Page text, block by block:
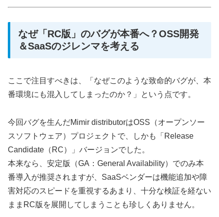
なぜ「RC版」のバグが本番へ？OSS開発
＆SaaSのジレンマを考える
ここで注目すべきは、「なぜこのような致命的バグが、本
番環境にも混入してしまったのか？」という点です。
今回バグを生んだMimir distributorはOSS（オープンソー
スソフトウェア）プロジェクトで、しかも「Release
Candidate（RC）」バージョンでした。
本来なら、安定版（GA：General Availability）でのみ本
番導入が推奨されますが、SaaSベンダーは機能追加や障
害対応のスピードを重視するあまり、十分な検証を経ない
ままRC版を展開してしまうことも珍しくありません。